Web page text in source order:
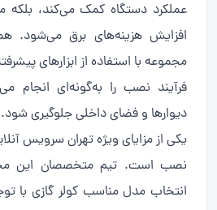
عملکرد دستگاه کمک می‌کند، بلکه
افزایش هزینه‌های برق می‌شود.
مجموعه با استفاده از ابزارهای
فرآیند نصب را به‌گونه‌ای انجام
دیوارها و فضای داخلی جلوگیری شود.
یکی از مزایای ویژه تهران سرویس
نصب است. تیم متخصصان این
انتخاب مدل مناسب کولر گازی با